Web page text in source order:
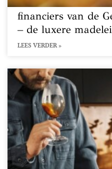
financiers van de
– de luxere
LEES VERDER »